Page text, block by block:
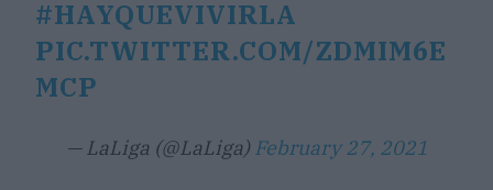
#HAYQUEVIVIRLA
PIC.TWITTER.COM/ZDMIM6E
MCP
— LaLiga (@LaLiga) February 27, 2021